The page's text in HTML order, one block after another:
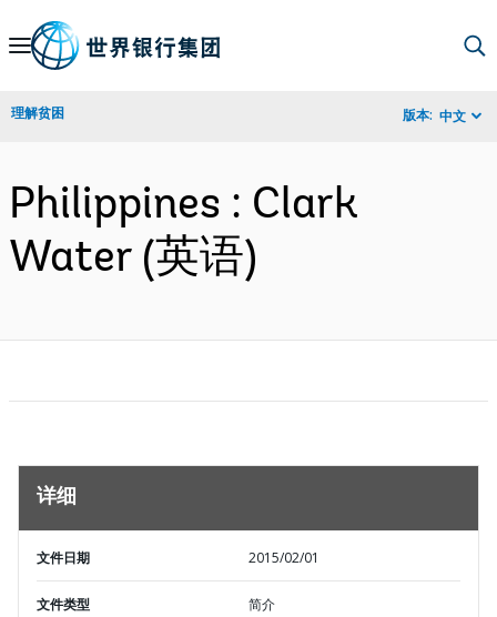
Skip
Navigation
理解贫困 版本: 中文
Philippines : Clark
Water (英语)
详细
文件日期 2015/02/01
文件类型 简介